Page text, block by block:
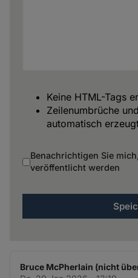
Keine HTML-Tags
Zeilenumbrüche
automatisch
Benachrichtigen Sie
veröffentlicht werden
Bruce McPherlain (nicht